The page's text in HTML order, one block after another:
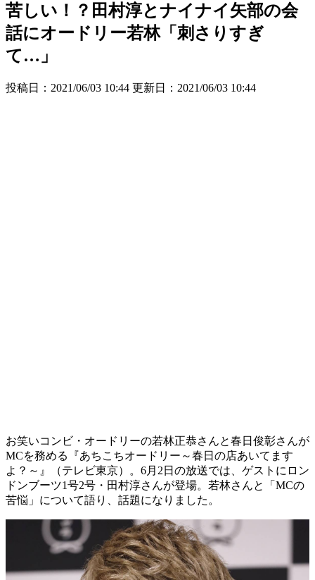
苦しい！？田村淳とナイナイ矢部の会
話にオードリー若林「刺さりすぎ
て…」
投稿日：2021/06/03 10:44 更新日： 2021/06/03 10:44
お笑いコンビ・オードリーの若林正恭さんと春日俊彰さんが
MCを務める『あちこちオードリー～春日の店あいてます
よ？～』（テレビ東京）。6月2日の放送では、ゲストにロン
ドンブーツ1号2号・田村淳さんが登場。若林さんと「MCの
苦悩」について語り、話題になりました。